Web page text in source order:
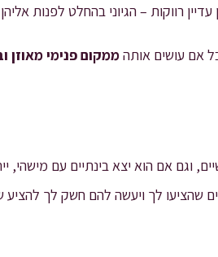
רווקות – הגיוני בהחלט לפנות
אם עושים אותהממקום פנימי
וגם אם הוא יצא בינתיים עם
לך ויעשה להם חשק לך להציע